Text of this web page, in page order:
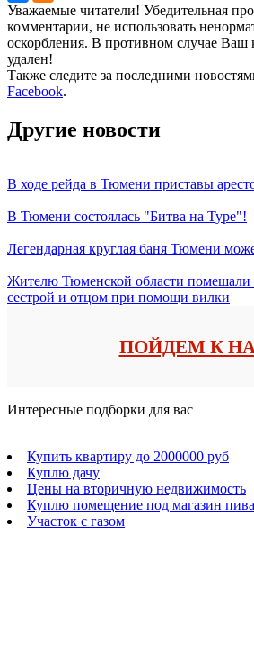
Уважаемые читатели! Убедительная
комментарии, не использовать
оскорбления. В противном случае Ваш
удален!
Также следите за последними
Facebook.
Другие новости
В ходе рейда в Тюмени приставы
В Тюмени состоялась "Битва на Туре"!
Легендарная круглая баня Тюмени
Жителю Тюменской области помешали
сестрой и отцом при помощи вилки
ПОЙДЕМ К
Интересные подборки для вас
Купить квартиру до 2000000 руб
Куплю дачу
Цены на вторичную недвижимость
Куплю помещение под магазин
Участок с газом